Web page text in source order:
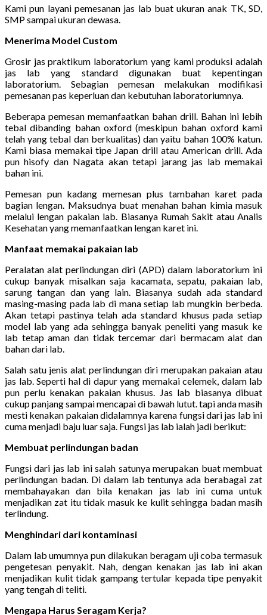
Kami pun layani pemesanan jas lab buat ukuran anak TK, SD,
SMP sampai ukuran dewasa.
Menerima Model Custom
Grosir jas praktikum laboratorium yang kami produksi adalah
jas lab yang standard digunakan buat kepentingan
laboratorium. Sebagian pemesan melakukan modifikasi
pemesanan pas keperluan dan kebutuhan laboratoriumnya.
Beberapa pemesan memanfaatkan bahan drill. Bahan ini lebih
tebal dibanding bahan oxford (meskipun bahan oxford kami
telah yang tebal dan berkualitas) dan yaitu bahan 100% katun.
Kami biasa memakai tipe Japan drill atau American drill. Ada
pun hisofy dan Nagata akan tetapi jarang jas lab memakai
bahan ini.
Pemesan pun kadang memesan plus tambahan karet pada
bagian lengan. Maksudnya buat menahan bahan kimia masuk
melalui lengan pakaian lab. Biasanya Rumah Sakit atau Analis
Kesehatan yang memanfaatkan lengan karet ini.
Manfaat memakai pakaian lab
Peralatan alat perlindungan diri (APD) dalam laboratorium ini
cukup banyak misalkan saja kacamata, sepatu, pakaian lab,
sarung tangan dan yang lain. Biasanya sudah ada standard
masing-masing pada lab di mana setiap lab mungkin berbeda.
Akan tetapi pastinya telah ada standard khusus pada setiap
model lab yang ada sehingga banyak peneliti yang masuk ke
lab tetap aman dan tidak tercemar dari bermacam alat dan
bahan dari lab.
Salah satu jenis alat perlindungan diri merupakan pakaian atau
jas lab. Seperti hal di dapur yang memakai celemek, dalam lab
pun perlu kenakan pakaian khusus. Jas lab biasanya dibuat
cukup panjang sampai mencapai di bawah lutut. tapi anda masih
mesti kenakan pakaian didalamnya karena fungsi dari jas lab ini
cuma menjadi baju luar saja. Fungsi jas lab ialah jadi berikut:
Membuat perlindungan badan
Fungsi dari jas lab ini salah satunya merupakan buat membuat
perlindungan badan. Di dalam lab tentunya ada berabagai zat
membahayakan dan bila kenakan jas lab ini cuma untuk
menjadikan zat itu tidak masuk ke kulit sehingga badan masih
terlindung.
Menghindari dari kontaminasi
Dalam lab umumnya pun dilakukan beragam uji coba termasuk
pengetesan penyakit. Nah, dengan kenakan jas lab ini akan
menjadikan kulit tidak gampang tertular kepada tipe penyakit
yang tengah di teliti.
Mengapa Harus Seragam Kerja?